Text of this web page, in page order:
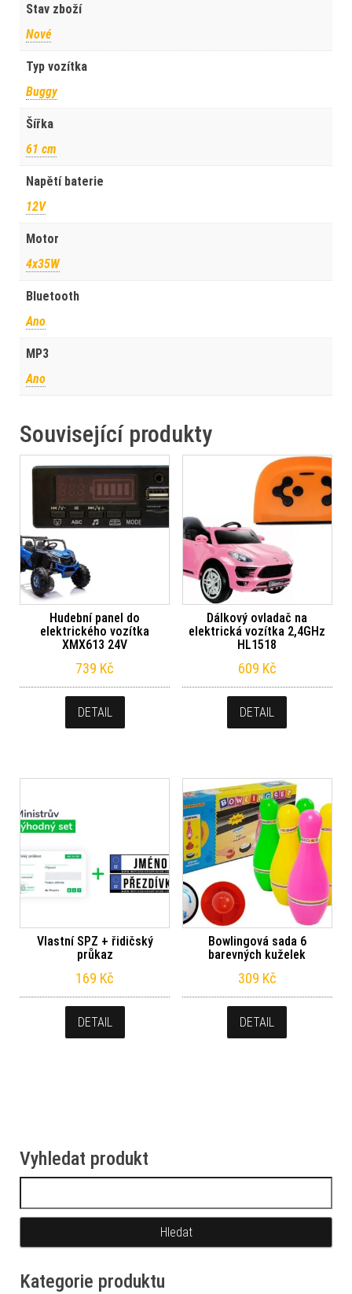
Stav zboží
Nové
Typ vozítka
Buggy
Šířka
61 cm
Napětí baterie
12V
Motor
4x35W
Bluetooth
Ano
MP3
Ano
Související produkty
Hudební panel do
elektrického vozítka
XMX613 24V
739 Kč
DETAIL
Dálkový ovladač na
elektrická vozítka 2,4GHz
HL1518
609 Kč
DETAIL
Vlastní SPZ + řidičský
průkaz
169 Kč
DETAIL
Bowlingová sada 6
barevných kuželek
309 Kč
DETAIL
Vyhledat produkt
Kategorie produktu